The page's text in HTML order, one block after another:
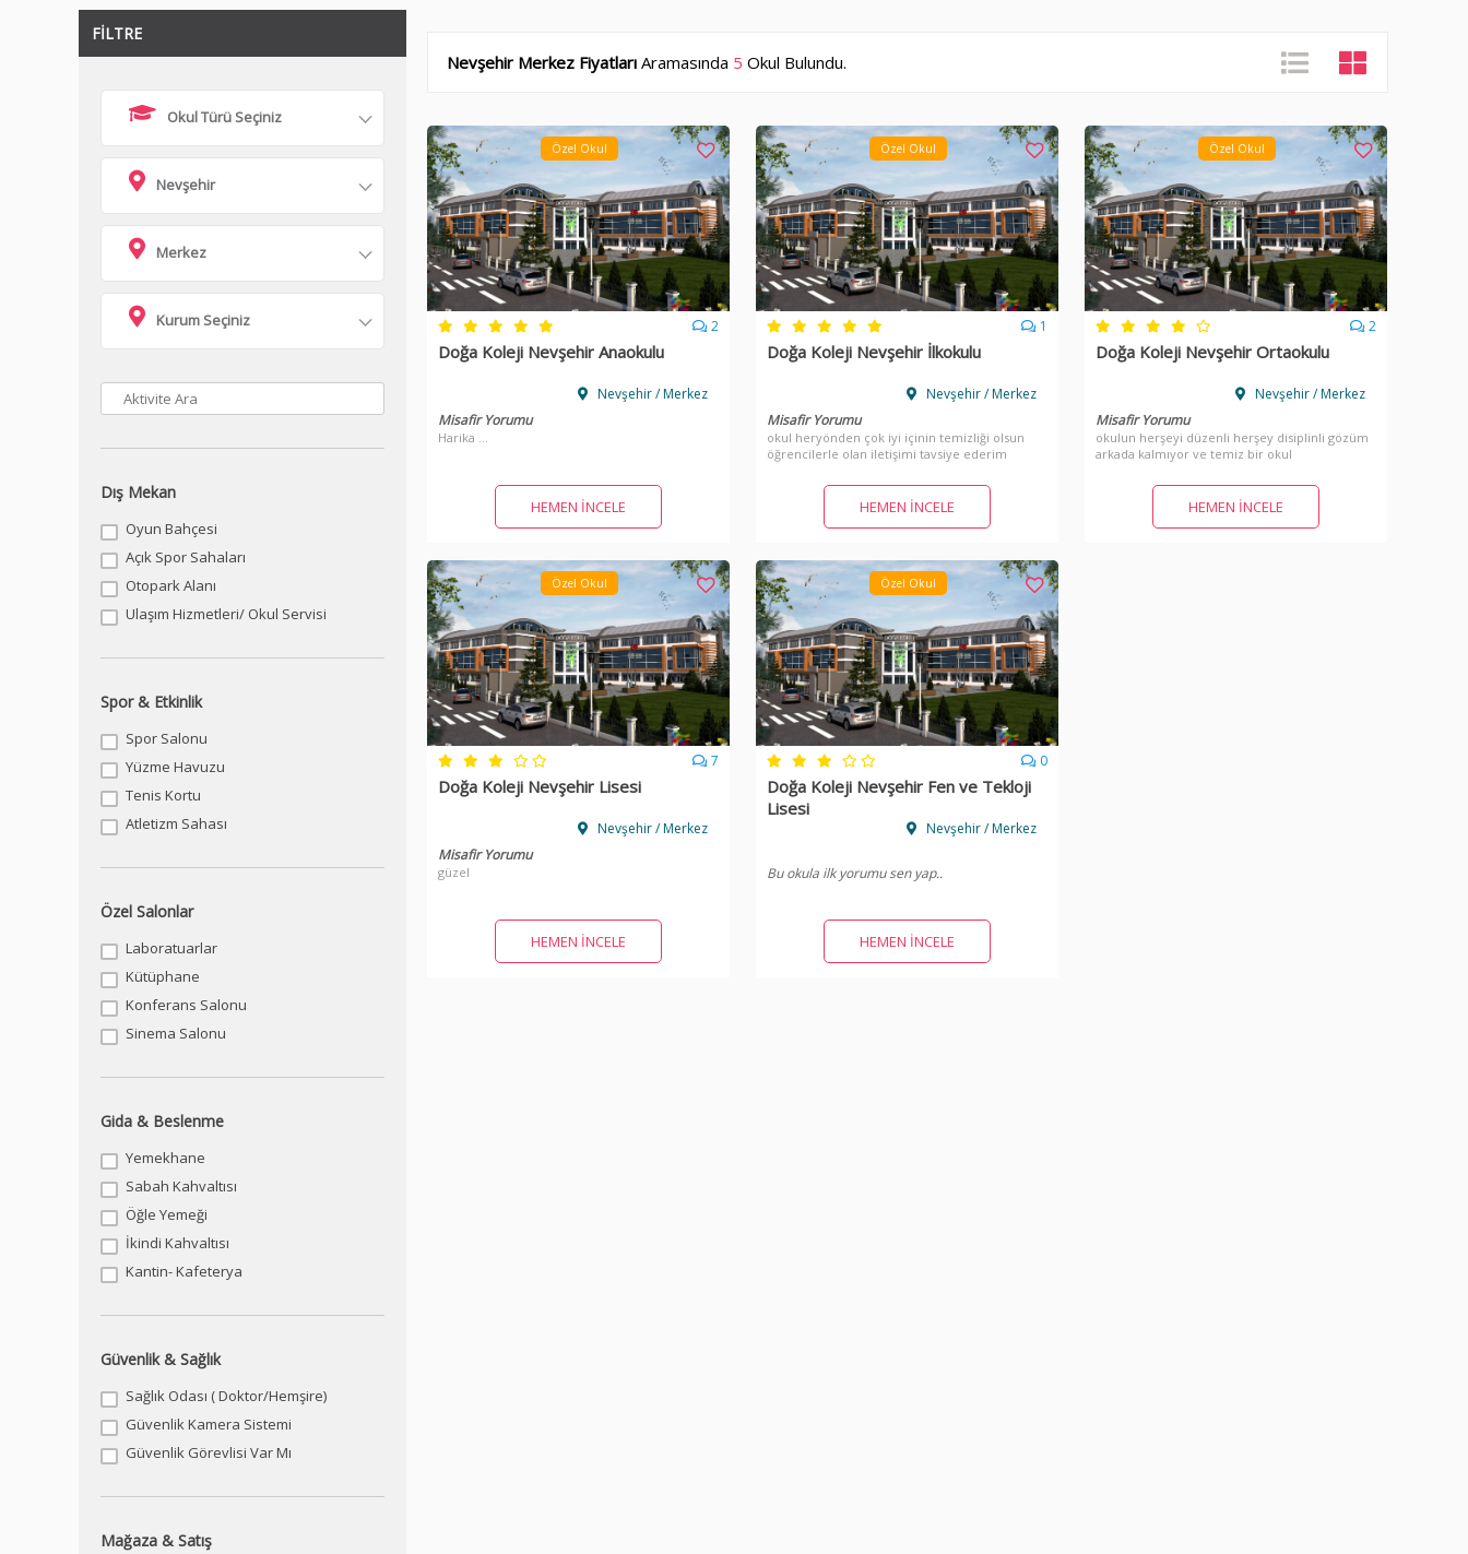
FİLTRE
Okul Türü Seçiniz
Nevşehir
Merkez
Kurum Seçiniz
Dış Mekan
Oyun Bahçesi
Açık Spor Sahaları
Otopark Alanı
Ulaşım Hizmetleri/ Okul Servisi
Spor & Etkinlik
Spor Salonu
Yüzme Havuzu
Tenis Kortu
Atletizm Sahası
Özel Salonlar
Laboratuarlar
Kütüphane
Konferans Salonu
Sinema Salonu
Gida & Beslenme
Yemekhane
Sabah Kahvaltısı
Öğle Yemeği
İkindi Kahvaltısı
Kantin- Kafeterya
Güvenlik & Sağlık
Sağlık Odası ( Doktor/Hemşire)
Güvenlik Kamera Sistemi
Güvenlik Görevlisi Var Mı
Mağaza & Satış
Nevşehir Merkez Fiyatları Aramasında 5 Okul Bulundu.
Özel Okul
2
Doğa Koleji Nevşehir Anaokulu
Nevşehir / Merkez
Misafir Yorumu
Harika ...
HEMEN İNCELE
Özel Okul
1
Doğa Koleji Nevşehir İlkokulu
Nevşehir / Merkez
Misafir Yorumu
okul heryönden çok iyi içinin temizliği olsun
öğrencilerle olan iletişimi tavsiye ederim
HEMEN İNCELE
Özel Okul
2
Doğa Koleji Nevşehir Ortaokulu
Nevşehir / Merkez
Misafir Yorumu
okulun herşeyi düzenli herşey disiplinli gözüm
arkada kalmıyor ve temiz bir okul
HEMEN İNCELE
Özel Okul
7
Doğa Koleji Nevşehir Lisesi
Nevşehir / Merkez
Misafir Yorumu
güzel
HEMEN İNCELE
Özel Okul
0
Doğa Koleji Nevşehir Fen ve Tekloji
Lisesi
Nevşehir / Merkez
Bu okula ilk yorumu sen yap..
HEMEN İNCELE